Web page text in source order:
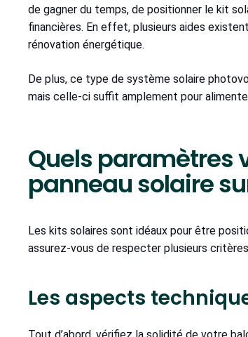
de gagner du temps, de positionner le kit
financières. En effet, plusieurs aides
rénovation énergétique.
De plus, ce type de système solaire
mais celle-ci suffit amplement pour
Quels paramètres
panneau solaire
Les kits solaires sont idéaux pour être
assurez-vous de respecter plusieurs
Les aspects